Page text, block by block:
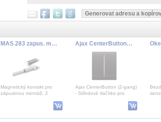
MAS 283 zapus. magn. kontakt
Magnetický kontakt pro
zápustnou montáž, 2
Ajax CenterButton (2-gang) grey (46029) - Středové tlačítko (spínač řazení 5)
Ajax CenterButton (2-gang)
- Středové tlačítko pro